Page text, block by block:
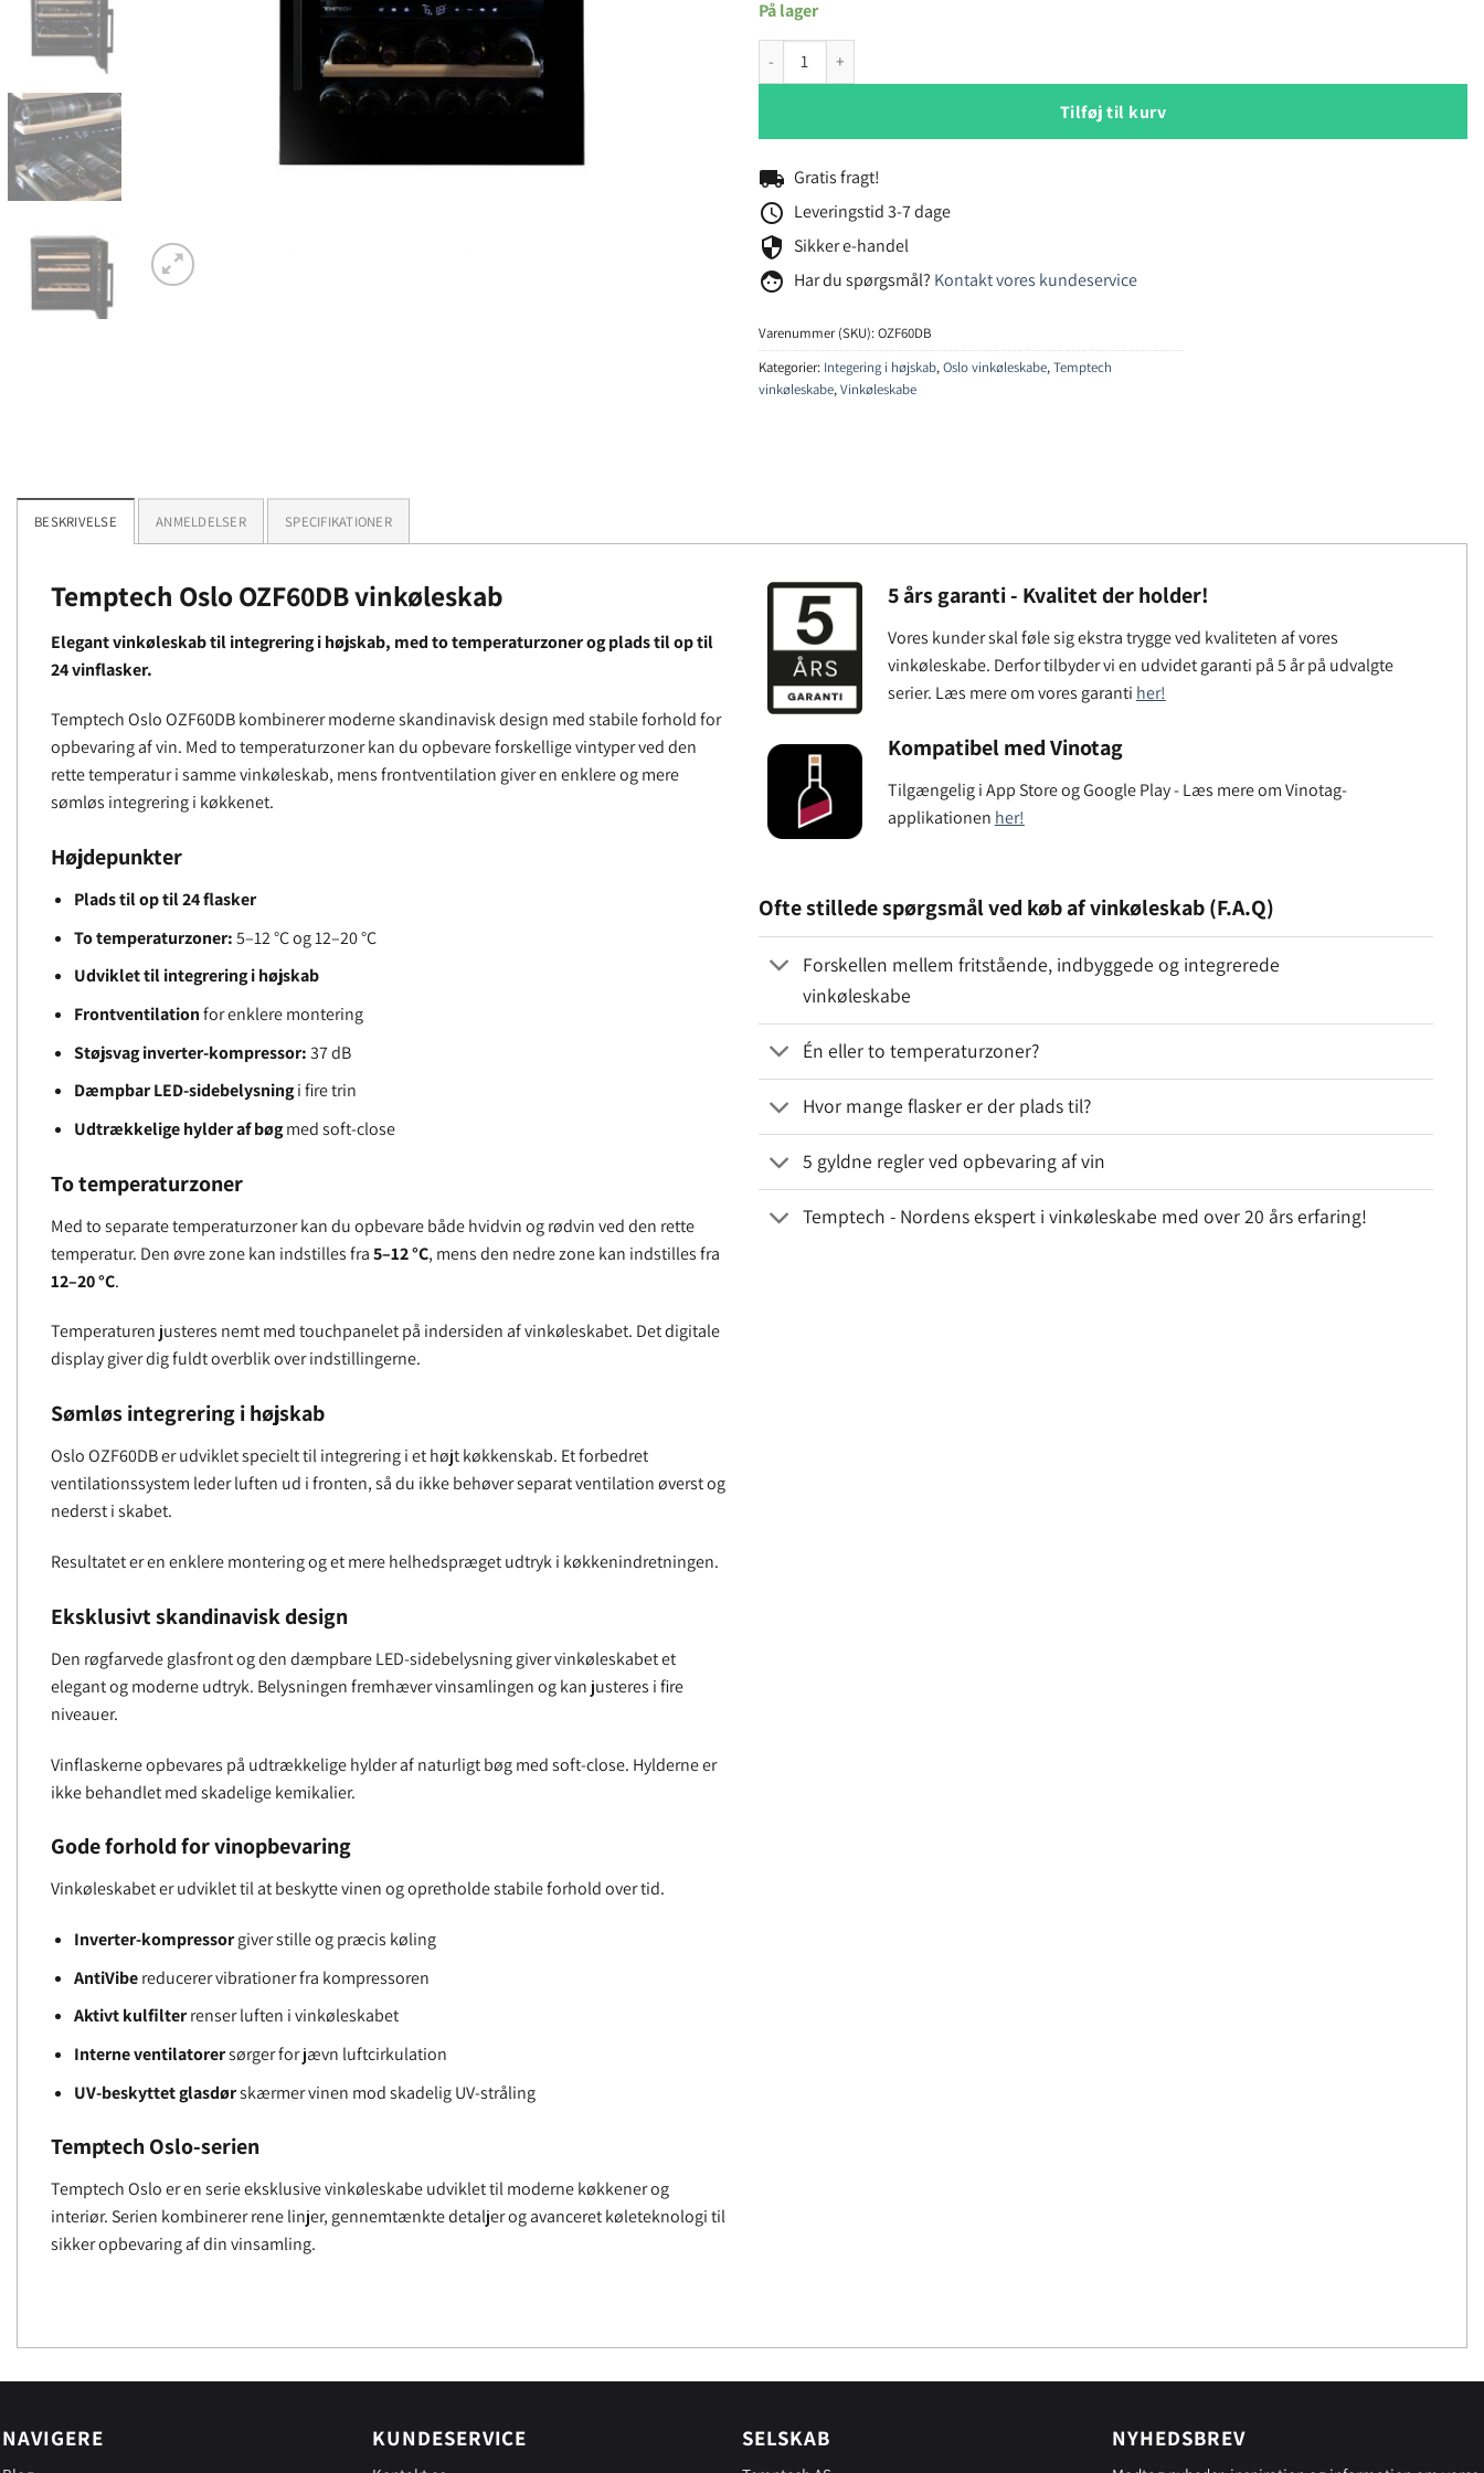
På lager
Temptech Oslo OZF60DB vinkøleskab antal
Tilføj til kurv
local_shipping Gratis fragt!
schedule Leveringstid 3-7 dage
security Sikker e-handel
face Har du spørgsmål? Kontakt vores kundeservice
Varenummer (SKU):OZF60DB
Kategorier: Integering i højskab,Oslo vinkøleskabe,Temptech
vinkøleskabe,Vinkøleskabe
BESKRIVELSE ANMELDELSER SPECIFIKATIONER
Temptech Oslo OZF60DB vinkøleskab
Elegant vinkøleskab til integrering i højskab, med to temperaturzoner og plads til op til
24 vinflasker.
Temptech Oslo OZF60DB kombinerer moderne skandinavisk design med stabile forhold for
opbevaring af vin. Med to temperaturzoner kan du opbevare forskellige vintyper ved den
rette temperatur i samme vinkøleskab, mens frontventilation giver en enklere og mere
sømløs integrering i køkkenet.
Højdepunkter
Plads til op til 24 flasker
To temperaturzoner:5–12 °C og 12–20 °C
Udviklet til integrering i højskab
Frontventilationfor enklere montering
Støjsvag inverter-kompressor:37 dB
Dæmpbar LED-sidebelysningi fire trin
Udtrækkelige hylder af bøgmed soft-close
To temperaturzoner
Med to separate temperaturzoner kan du opbevare både hvidvin og rødvin ved den rette
temperatur. Den øvre zone kan indstilles fra5–12 °C, mens den nedre zone kan indstilles fra
12–20 °C.
Temperaturen justeres nemt med touchpanelet på indersiden af vinkøleskabet. Det digitale
display giver dig fuldt overblik over indstillingerne.
Sømløs integrering i højskab
Oslo OZF60DB er udviklet specielt til integrering i et højt køkkenskab. Et forbedret
ventilationssystem leder luften ud i fronten, så du ikke behøver separat ventilation øverst og
nederst i skabet.
Resultatet er en enklere montering og et mere helhedspræget udtryk i køkkenindretningen.
Eksklusivt skandinavisk design
Den røgfarvede glasfront og den dæmpbare LED-sidebelysning giver vinkøleskabet et
elegant og moderne udtryk. Belysningen fremhæver vinsamlingen og kan justeres i fire
niveauer.
Vinflaskerne opbevares på udtrækkelige hylder af naturligt bøg med soft-close. Hylderne er
ikke behandlet med skadelige kemikalier.
Gode forhold for vinopbevaring
Vinkøleskabet er udviklet til at beskytte vinen og opretholde stabile forhold over tid.
Inverter-kompressorgiver stille og præcis køling
AntiVibereducerer vibrationer fra kompressoren
Aktivt kulfilterrenser luften i vinkøleskabet
Interne ventilatorersørger for jævn luftcirkulation
UV-beskyttet glasdørskærmer vinen mod skadelig UV-stråling
Temptech Oslo-serien
Temptech Oslo er en serie eksklusive vinkøleskabe udviklet til moderne køkkener og
interiør. Serien kombinerer rene linjer, gennemtænkte detaljer og avanceret køleteknologi til
sikker opbevaring af din vinsamling.
5 års garanti - Kvalitet der holder!
Vores kunder skal føle sig ekstra trygge ved kvaliteten af ​​vores
vinkøleskabe. Derfor tilbyder vi en udvidet garanti på 5 år på udvalgte
serier. Læs mere om vores garanti her!
Kompatibel med Vinotag
Tilgængelig i App Store og Google Play - Læs mere om Vinotag-
applikationen her!
Ofte stillede spørgsmål ved køb af vinkøleskab (F.A.Q)
Forskellen mellem fritstående, indbyggede og integrerede
vinkøleskabe
Én eller to temperaturzoner?
Hvor mange flasker er der plads til?
5 gyldne regler ved opbevaring af vin
Temptech - Nordens ekspert i vinkøleskabe med over 20 års erfaring!
NAVIGERE KUNDESERVICE SELSKAB NYHEDSBREV